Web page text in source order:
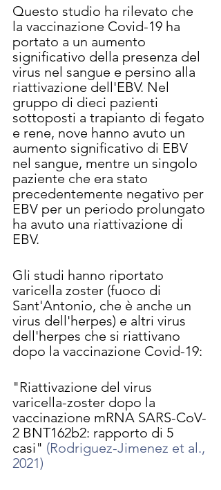
Questo studio ha rilevato che
la vaccinazione Covid-19 ha
portato a un aumento
significativo della presenza del
virus nel sangue e persino alla
riattivazione dell'EBV. Nel
gruppo di dieci pazienti
sottoposti a trapianto di fegato
e rene, nove hanno avuto un
aumento significativo di EBV
nel sangue, mentre un singolo
paziente che era stato
precedentemente negativo per
EBV per un periodo prolungato
ha avuto una riattivazione di
EBV.
Gli studi hanno riportato
varicella zoster (fuoco di
Sant'Antonio, che è anche un
virus dell'herpes) e altri virus
dell'herpes che si riattivano
dopo la vaccinazione Covid-19:
"Riattivazione del virus
varicella-zoster dopo la
vaccinazione mRNA SARS-CoV-
2 BNT162b2: rapporto di 5
casi" (Rodriguez-Jimenez et al.,
2021)